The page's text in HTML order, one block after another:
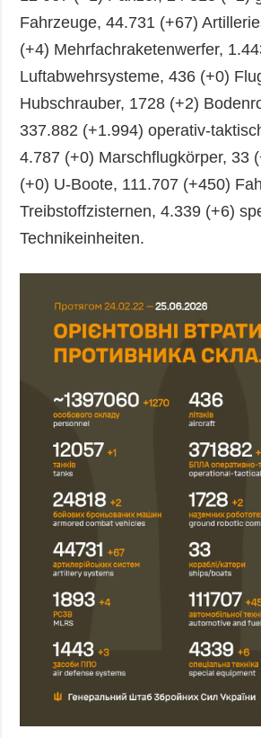
Fahrzeuge, 44.731 (+67)
(+4) Mehrfachraketenwerfer,
Luftabwehrsysteme, 436 (+0)
Hubschrauber, 1728 (+2)
337.882 (+1.994) operativ-
4.787 (+0) Marschflugkörper, 33
(+0) U-Boote, 111.707 (+450)
Treibstoffzisternen, 4.339 (+6)
Technikeinheiten.